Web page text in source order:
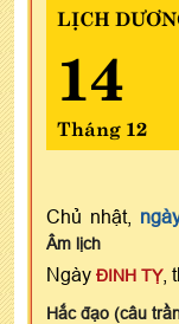
LỊCH
14
Tháng 12
Chủ nhật,
Âm lịch
Ngày ĐINH TỴ,
Hắc đạo (câu